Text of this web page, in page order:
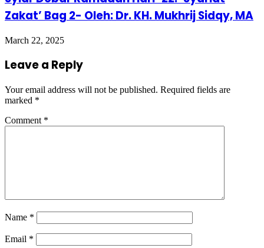
Zakat’ Bag 2- Oleh: Dr. KH. Mukhrij Sidqy, MA
March 22, 2025
Leave a Reply
Your email address will not be published. Required fields are
marked *
Comment *
Name *
Email *